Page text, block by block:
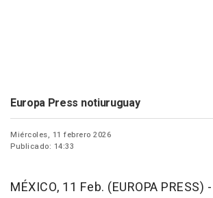
Europa Press notiuruguay
Miércoles, 11 febrero 2026
Publicado: 14:33
MÉXICO, 11 Feb. (EUROPA PRESS) -